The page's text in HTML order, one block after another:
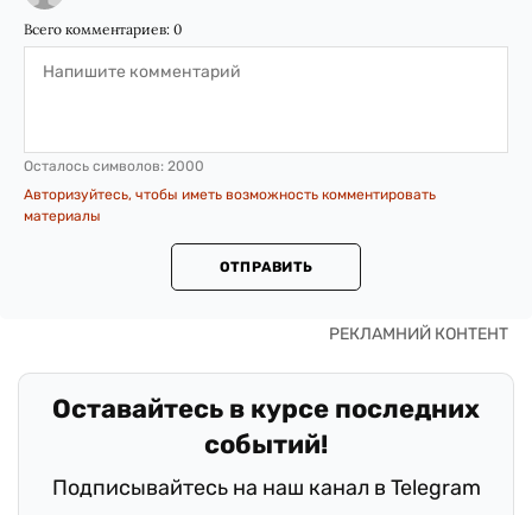
Всего комментариев: 0
Осталось символов: 2000
Авторизуйтесь, чтобы иметь возможность комментировать
материалы
ОТПРАВИТЬ
Оставайтесь в курсе последних
событий!
Подписывайтесь на наш канал в Telegram